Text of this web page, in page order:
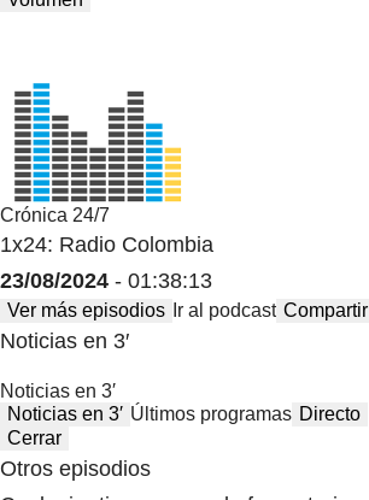
Crónica 24/7
1x24: Radio Colombia
23/08/2024 - 01:38:13
Ver más episodios Ir al podcast Compartir
Noticias en 3′
Noticias en 3′
Noticias en 3′ Últimos programas Directo
Cerrar
Otros episodios